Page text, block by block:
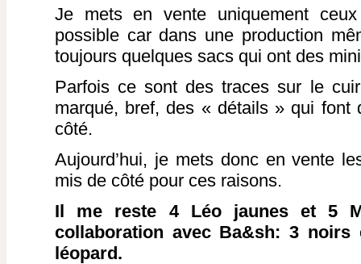
Je mets en vente uniquement
possible car dans une production
toujours quelques sacs qui ont des
Parfois ce sont des traces sur le
marqué, bref, des « détails » qui font
côté.
Aujourd’hui, je mets donc en vente
mis de côté pour ces raisons.
Il me reste 4 Léo jaunes et 5
collaboration avec Ba&sh: 3
léopard.